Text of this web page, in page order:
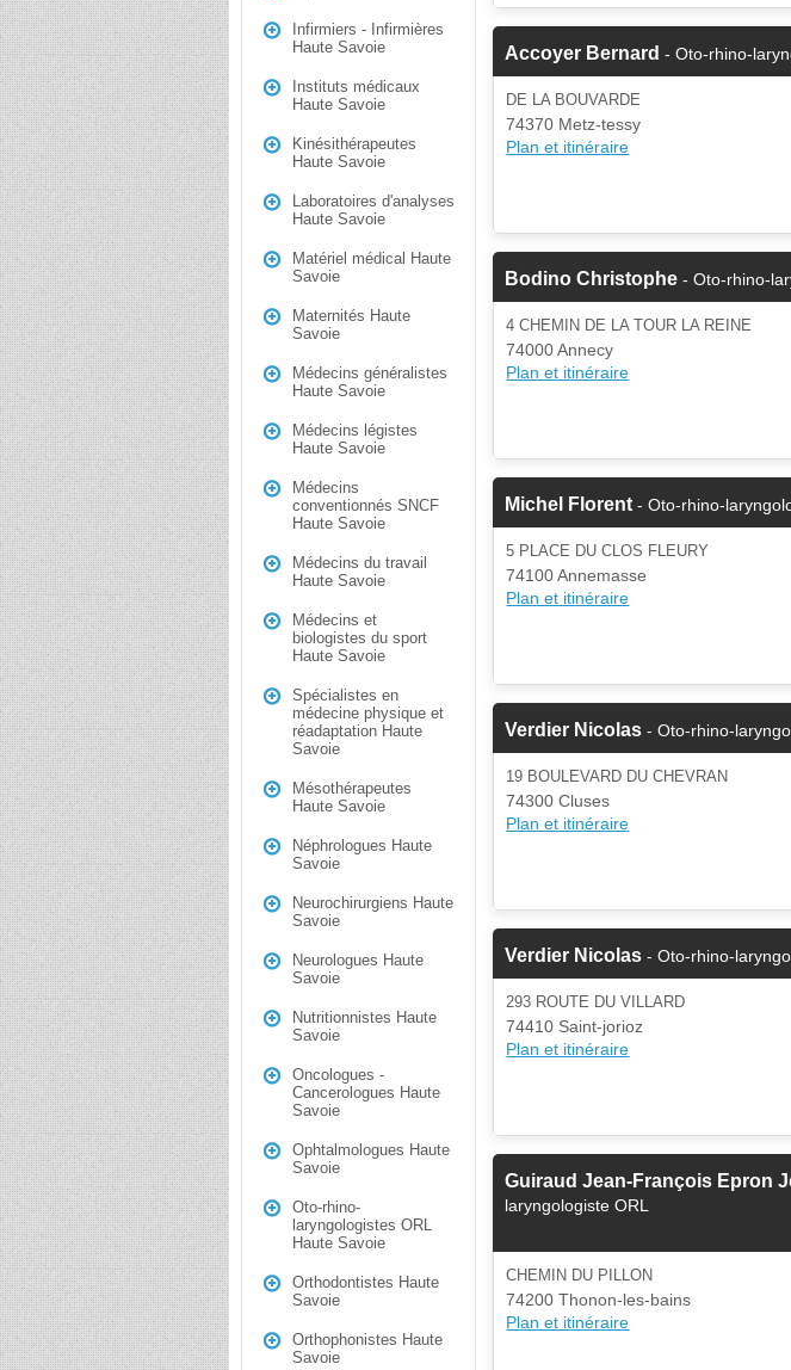
Infirmiers - Infirmières
Haute Savoie
Instituts médicaux
Haute Savoie
Kinésithérapeutes
Haute Savoie
Laboratoires d'analyses
Haute Savoie
Matériel médical Haute
Savoie
Maternités Haute
Savoie
Médecins généralistes
Haute Savoie
Médecins légistes
Haute Savoie
Médecins
conventionnés SNCF
Haute Savoie
Médecins du travail
Haute Savoie
Médecins et
biologistes du sport
Haute Savoie
Spécialistes en
médecine physique et
réadaptation Haute
Savoie
Mésothérapeutes
Haute Savoie
Néphrologues Haute
Savoie
Neurochirurgiens Haute
Savoie
Neurologues Haute
Savoie
Nutritionnistes Haute
Savoie
Oncologues -
Cancerologues Haute
Savoie
Ophtalmologues Haute
Savoie
Oto-rhino-
laryngologistes ORL
Haute Savoie
Orthodontistes Haute
Savoie
Orthophonistes Haute
Savoie
Accoyer Bernard - Oto-rhino-
DE LA BOUVARDE
74370 Metz-tessy
Plan et itinéraire
Bodino Christophe - Oto-rhino-
4 CHEMIN DE LA TOUR LA REINE
74000 Annecy
Plan et itinéraire
Michel Florent - Oto-rhino-
5 PLACE DU CLOS FLEURY
74100 Annemasse
Plan et itinéraire
Verdier Nicolas - Oto-rhino-
19 BOULEVARD DU CHEVRAN
74300 Cluses
Plan et itinéraire
Verdier Nicolas - Oto-rhino-
293 ROUTE DU VILLARD
74410 Saint-jorioz
Plan et itinéraire
Guiraud Jean-François Epron
laryngologiste ORL
CHEMIN DU PILLON
74200 Thonon-les-bains
Plan et itinéraire